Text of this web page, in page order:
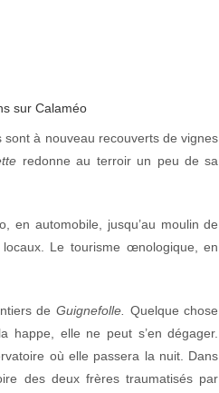
sur Calaméo
à nouveau recouverts de vignes
redonne au terroir un peu de sa
en automobile, jusqu’au moulin de
Le tourisme œnologique, en
deGuignefolle. Quelque chose
elle ne peut s’en dégager.
où elle passera la nuit. Dans
des deux frères traumatisés par